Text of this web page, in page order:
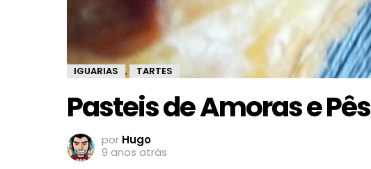
IGUARIAS , TARTES
Pasteis de Amoras e
por Hugo
9 anos atrás